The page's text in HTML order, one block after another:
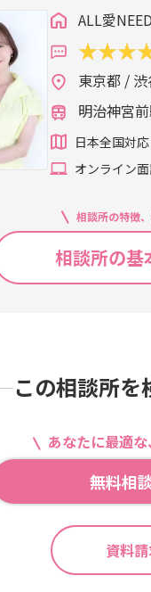
ALL愛NEED
東京都 /
明治神宮
日本全国対応
オンライン
相談所の特徴
相談所の基
この相談所を
あなたに最適
無料相
資料